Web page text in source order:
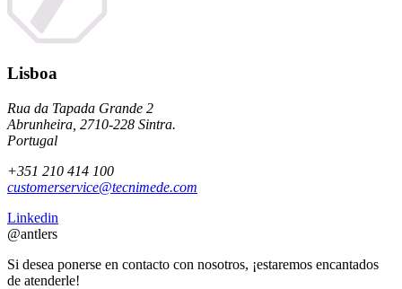
Lisboa
Rua da Tapada Grande 2
Abrunheira, 2710-228 Sintra.
Portugal
+351 210 414 100
customerservice@tecnimede.com
Linkedin
@antlers
Si desea ponerse en contacto con nosotros, ¡estaremos encantados
de atenderle!